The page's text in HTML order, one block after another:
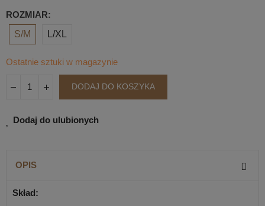
ROZMIAR
S/M L/XL
Ostatnie sztuki w magazynie
DODAJ DO KOSZYKA
Dodaj do ulubionych
OPIS
Skład: